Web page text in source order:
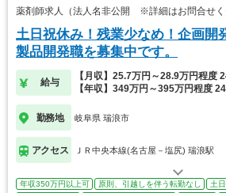
薬剤師求人（法人名非公開 ※詳細はお問合せく
土日祝休み！残業少なめ！企画開
製品開発職を募集中です。
給与
【月収】25.7万円～28.9万円程度
【年収】349万円～395万円程度
勤務地 岐阜県 瑞浪市
アクセス ＪＲ中央本線(名古屋－塩尻) 瑞浪駅
年収350万円以上可 原則、引越しを伴う転勤なし
土